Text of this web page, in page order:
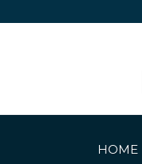
HOME